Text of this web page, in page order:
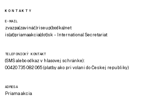
KONTAKTY
E-MAIL
zvazpa(zavináč)riseup(bodka)net
is(at)priamaakcia(dot)sk - International Secretariat
TELEFONICKÝ KONTAKT
(SMS alebo odkaz v hlasovej schránke):
00420 735 082 065 (platby ako pri volaní do Českej republiky)
ADRESA
Priama akcia